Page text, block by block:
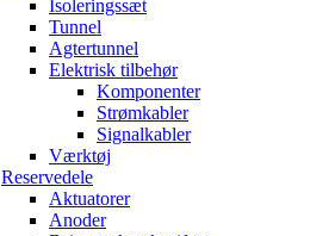
Isoleringssæt
Tunnel
Agtertunnel
Elektrisk tilbehør
Komponenter
Strømkabler
Signalkabler
Værktøj
Reservedele
Aktuatorer
Anoder